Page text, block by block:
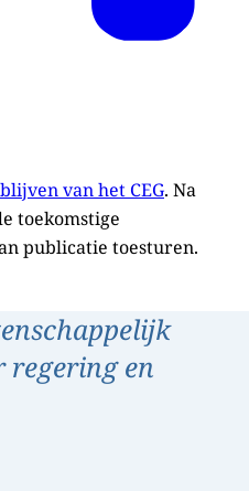
van het CEG. Na
toekomstige
publicatie toesturen.
regering en